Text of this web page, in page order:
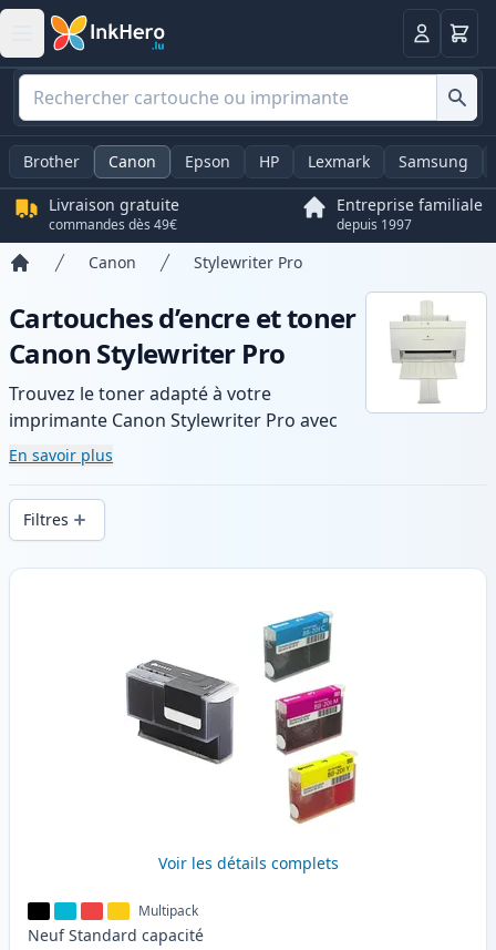
Panier
Brother Canon Epson HP Lexmark Samsung
Livraison gratuite
commandes dès 49€
Entreprise familiale
depuis 1997
Canon Stylewriter Pro
Cartouches d’encre et toner
Canon Stylewriter Pro
Trouvez le toner adapté à votre
imprimante Canon Stylewriter Pro avec
notre gamme de cartouches compatibles
et haute capacité. Profitez d’une qualité
d’impression constante et d’une livraison
rapide depuis un stock local en .
En savoir plus
Filtres
Produits
Voir les détails complets
Multipack
Neuf Standard capacité